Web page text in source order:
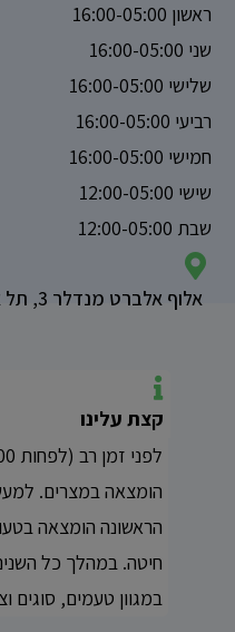
ראשון 16:00-05:00
שני 16:00-05:00
שלישי 16:00-05:00
רביעי 16:00-05:00
חמישי 16:00-05:00
שישי 12:00-05:00
שבת 12:00-05:00
אלוף אלברט מנדלר 3, תל אביב יפו
קצת עלינו
הומצאה במצרים.
הראשונה הומצאה
חיטה. במהלך כל
במגוון טעמים, סוגים